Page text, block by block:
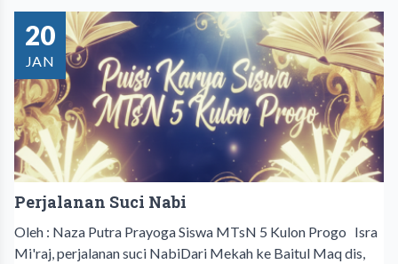
20
JAN
Perjalanan Suci Nabi
Oleh : Naza Putra Prayoga Siswa MTsN 5 Kulon Progo Isra
Mi'raj, perjalanan suci NabiDari Mekah ke Baitul Maq dis,